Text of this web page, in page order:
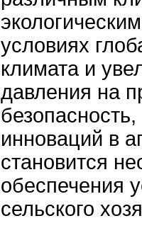
условиях
климата и
давления на
инноваций в
становится
обеспечения
сельского